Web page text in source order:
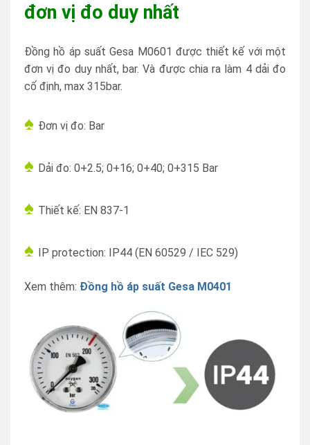
đơn vị đo duy nhất
Đồng hồ áp suất Gesa M0601 được thiết kế với một
đơn vị đo duy nhất, bar. Và được chia ra làm 4 dải đo
cố định, max 315bar.
♠ Đơn vị đo: Bar
♠ Dải đo: 0+2.5; 0+16; 0+40; 0+315 Bar
♠ Thiết kế: EN 837-1
♠ IP protection: IP44 (EN 60529 / IEC 529)
Xem thêm: Đồng hồ áp suất Gesa M0401